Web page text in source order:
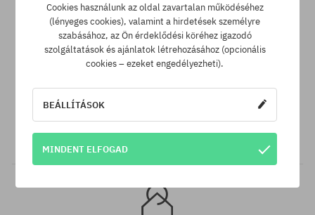
Minden 25 000 Ft. feletti megrendelést INGYEN szállítunk GLS
átvételi pontokra.
Cookies használunk az oldal zavartalan működéséhez
(lényeges cookies), valamint a hirdetések személyre
szabásához, az Ön érdeklődési köréhez igazodó
szolgáltatások és ajánlatok létrehozásához (opcionális
cookies – ezeket engedélyezheti).
BEÁLLÍTÁSOK
MINDENT ELFOGAD